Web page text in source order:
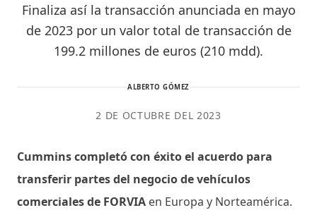
Finaliza así la transacción anunciada en mayo
de 2023 por un valor total de transacción de
199.2 millones de euros (210 mdd).
ALBERTO GÓMEZ
2 DE OCTUBRE DEL 2023
Cummins completó con éxito el acuerdo para
transferir partes del negocio de vehículos
comerciales de FORVIA en Europa y Norteamérica.